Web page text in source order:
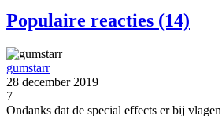
Populaire reacties (14)
gumstarr
28 december 2019
7
Ondanks dat de special effects er bij